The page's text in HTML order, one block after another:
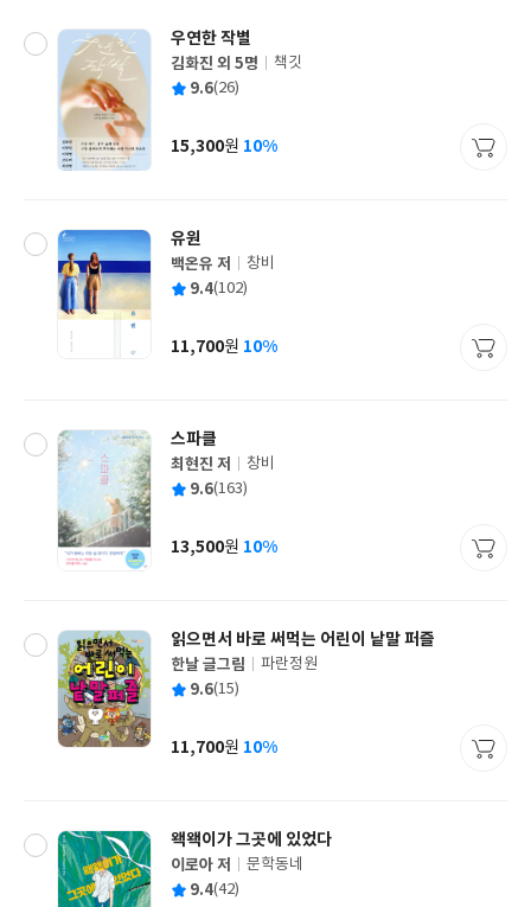
우연한 작별
글
쓴
김화진 외 5명
출
사
책깃
평 9.6(26)
가
15,300원 10%
유원
글
쓴
백온유 저
출
사
창비
평 9.4(102)
가
11,700원 10%
스파클
글
쓴
최현진 저
출
사
창비
평 9.6(163)
가
13,500원 10%
읽으면서 바로 써먹는 어린이 낱말 퍼즐
글
쓴
한날 글그림
출
사
파란정원
평 9.6(15)
가
11,700원 10%
왝왝이가 그곳에 있었다
글
쓴
이로아 저
출
문학동네
평 9.4(42)